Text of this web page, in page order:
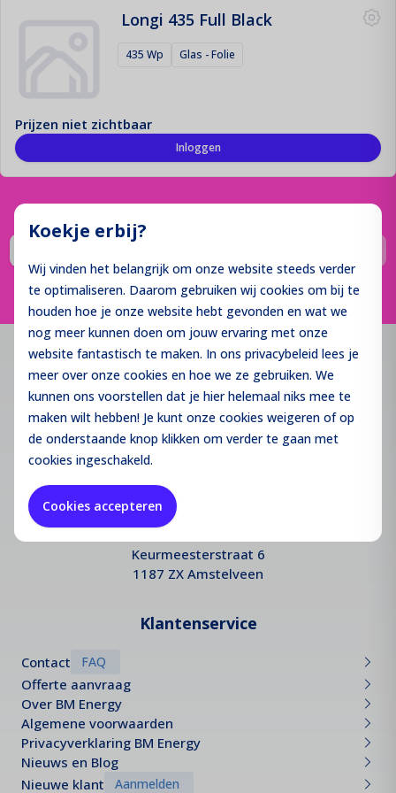
Koekje erbij?
Wij vinden het belangrijk om onze website steeds verder
te optimaliseren. Daarom gebruiken wij cookies om bij te
houden hoe je onze website hebt gevonden en wat we
nog meer kunnen doen om jouw ervaring met onze
website fantastisch te maken. In ons privacybeleid lees je
meer over onze cookies en hoe we ze gebruiken. We
kunnen ons voorstellen dat je hier helemaal niks mee te
maken wilt hebben! Je kunt onze cookies weigeren of op
de onderstaande knop klikken om verder te gaan met
cookies ingeschakeld.
Cookies accepteren
De fundering van jouw zonne-installatie!
Offerte aanvraag
Registreren
Longi 435 Full Black
435 Wp Glas - Folie
Prijzen niet zichtbaar
Inloggen
Contact
info@bmenergy.nl
085 - 3016 440
KvK:
BTW:NL855601267B01
Keurmeesterstraat 6
1187 ZX Amstelveen
Klantenservice
Contact FAQ
Offerte aanvraag
Over BM Energy
Algemene voorwaarden
Privacyverklaring BM Energy
Nieuws en Blog
Nieuwe klant
Aanmelden